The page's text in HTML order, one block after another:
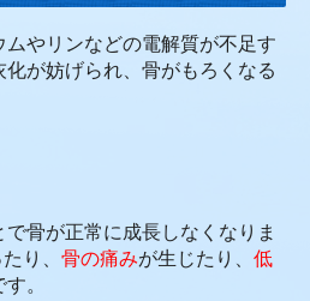
日 やリンなどの電解質が不足す
が妨げられ、骨がもろくなる
骨が正常に成長しなくなりま
り、 骨の痛みが生じたり、 低
。